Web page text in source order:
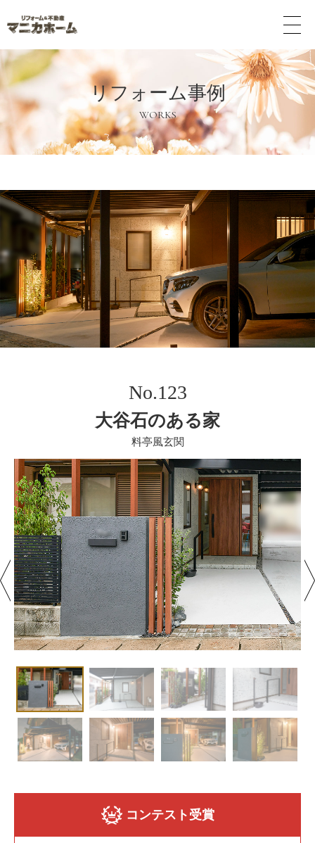
メ
ュ
ー
ボ
タ
ン
リフォーム事例
WORKS
No.123
大谷石のある家
料亭風玄関
コンテスト受賞